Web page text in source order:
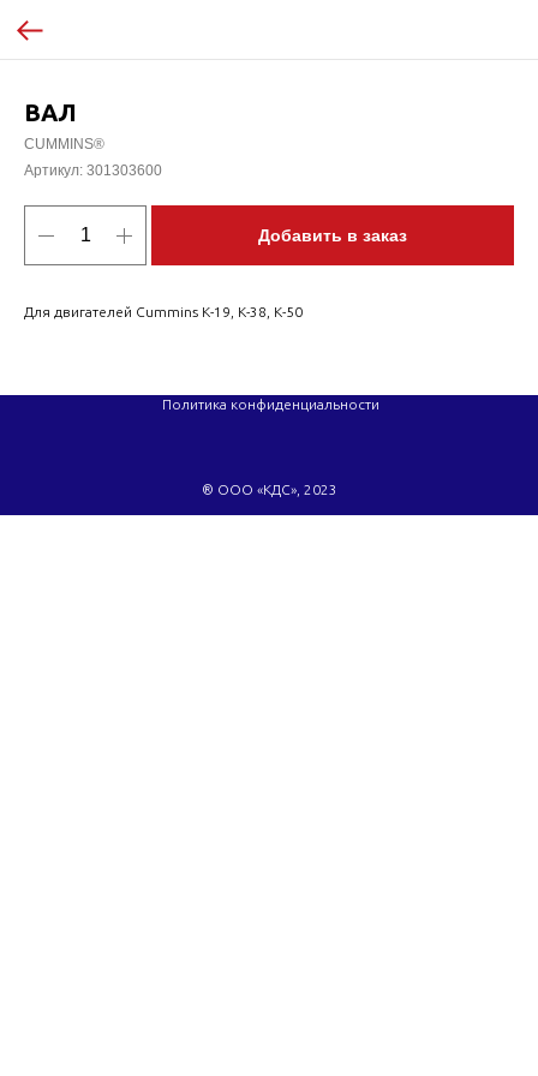
ВАЛ
CUMMINS®
Артикул: 301303600
Добавить в заказ
Для двигателей Cummins K-19, K-38, K-50
® ООО «КДС», 2023
Политика конфиденциальности